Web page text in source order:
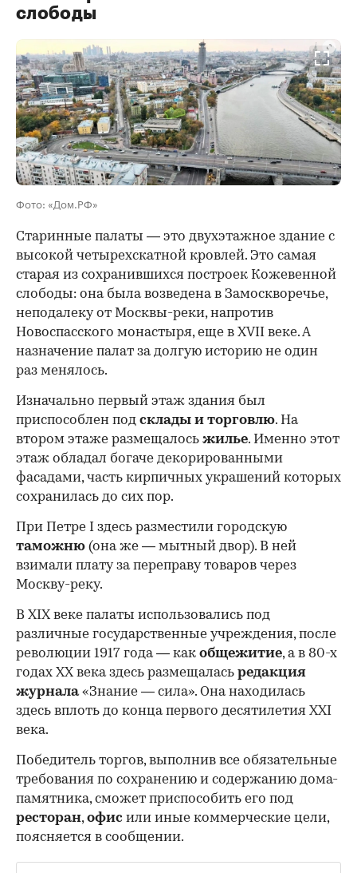
00:00 / 00:00
слободы
Фото: «Дом.РФ»
Старинные палаты — это двухэтажное здание с
высокой четырехскатной кровлей. Это самая
старая из сохранившихся построек Кожевенной
слободы: она была возведена в Замоскворечье,
неподалеку от Москвы-реки, напротив
Новоспасского монастыря, еще в XVII веке. А
назначение палат за долгую историю не один
раз менялось.
Изначально первый этаж здания был
приспособлен под склады и торговлю. На
втором этаже размещалось жилье. Именно этот
этаж обладал богаче декорированными
фасадами, часть кирпичных украшений которых
сохранилась до сих пор.
При Петре I здесь разместили городскую
таможню (она же — мытный двор). В ней
взимали плату за переправу товаров через
Москву-реку.
В XIX веке палаты использовались под
различные государственные учреждения, после
революции 1917 года — как общежитие, а в 80-х
годах XX века здесь размещалась редакция
журнала«Знание — сила». Она находилась
здесь вплоть до конца первого десятилетия XXI
века.
Победитель торгов, выполнив все обязательные
требования по сохранению и содержанию дома-
памятника, сможет приспособить его под
ресторан,офис или иные коммерческие цели,
поясняется в сообщении.